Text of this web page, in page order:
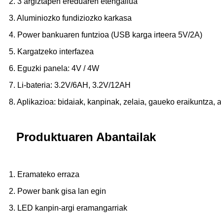
3. Aluminiozko fundiziozko karkasa
4. Power bankuaren funtzioa (USB karga irteera 5V/2A)
5. Kargatzeko interfazea
6. Eguzki panela: 4V / 4W
7. Li-bateria: 3.2V/6AH, 3.2V/12AH
8. Aplikazioa: bidaiak, kanpinak, zelaia, gaueko eraikuntza,
Produktuaren Abantailak
1. Eramateko erraza
2. Power bank gisa lan egin
3. LED kanpin-argi eramangarriak